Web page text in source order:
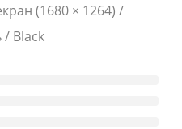
(1680 × 1264) /
/ Black